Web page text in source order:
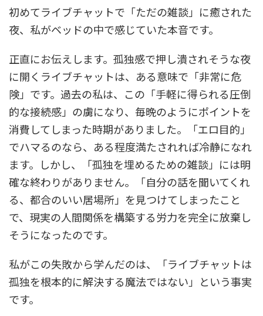
初めてライブチャットで「ただの雑談」に癒された
夜、私がベッドの中で感じていた本音です。
正直にお伝えします。孤独感で押し潰されそうな夜
に開くライブチャットは、ある意味で「非常に危
険」です。過去の私は、この「手軽に得られる圧倒
的な接続感」の虜になり、毎晩のようにポイントを
消費してしまった時期がありました。「エロ目的」
でハマるのなら、ある程度満たされれば冷静になれ
ます。しかし、「孤独を埋めるための雑談」には明
確な終わりがありません。「自分の話を聞いてくれ
る、都合のいい居場所」を見つけてしまったこと
で、現実の人間関係を構築する労力を完全に放棄し
そうになったのです。
私がこの失敗から学んだのは、「ライブチャットは
孤独を根本的に解決する魔法ではない」という事実
です。